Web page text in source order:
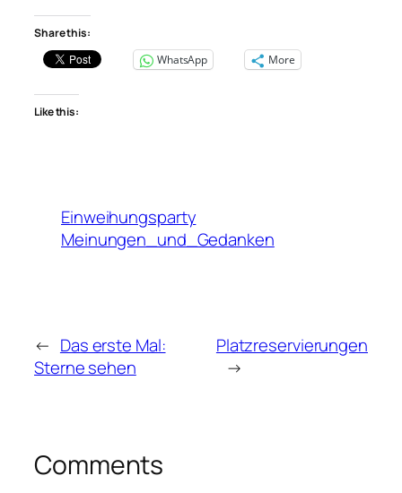
Share this:
WhatsApp
More
Like this:
Einweihungsparty
Meinungen_und_Gedanken
← Das erste Mal:
Sterne sehen
Platzreservierungen
→
Comments